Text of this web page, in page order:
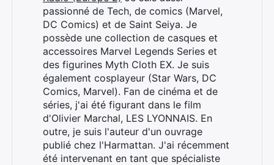
passionné de Tech, de comics (Marvel,
DC Comics) et de Saint Seiya. Je
possède une collection de casques et
accessoires Marvel Legends Series et
des figurines Myth Cloth EX. Je suis
également cosplayeur (Star Wars, DC
Comics, Marvel). Fan de cinéma et de
séries, j'ai été figurant dans le film
d'Olivier Marchal, LES LYONNAIS. En
outre, je suis l'auteur d'un ouvrage
publié chez l'Harmattan. J'ai récemment
été intervenant en tant que spécialiste